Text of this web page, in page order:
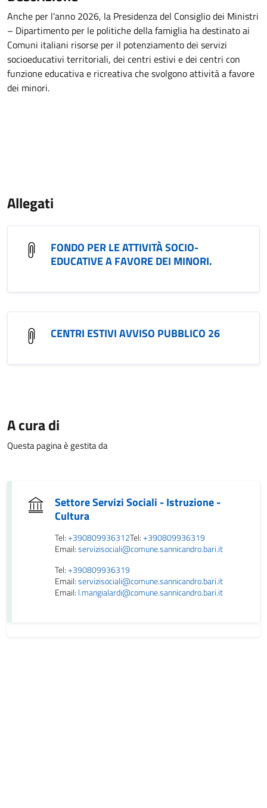
Anche per l’anno 2026, la Presidenza del Consiglio dei Ministri
– Dipartimento per le politiche della famiglia ha destinato ai
Comuni italiani risorse per il potenziamento dei servizi
socioeducativi territoriali, dei centri estivi e dei centri con
funzione educativa e ricreativa che svolgono attività a favore
dei minori.
Allegati
FONDO PER LE ATTIVITÀ SOCIO-
EDUCATIVE A FAVORE DEI MINORI.
CENTRI ESTIVI AVVISO PUBBLICO 26
A cura di
Questa pagina è gestita da
Settore Servizi Sociali - Istruzione -
Cultura
Tel:+390809936312Tel:+390809936319
Email:servizisociali@comune.sannicandro.bari.it
Tel:+390809936319
Email:servizisociali@comune.sannicandro.bari.it
Email: l.mangialardi@comune.sannicandro.bari.it